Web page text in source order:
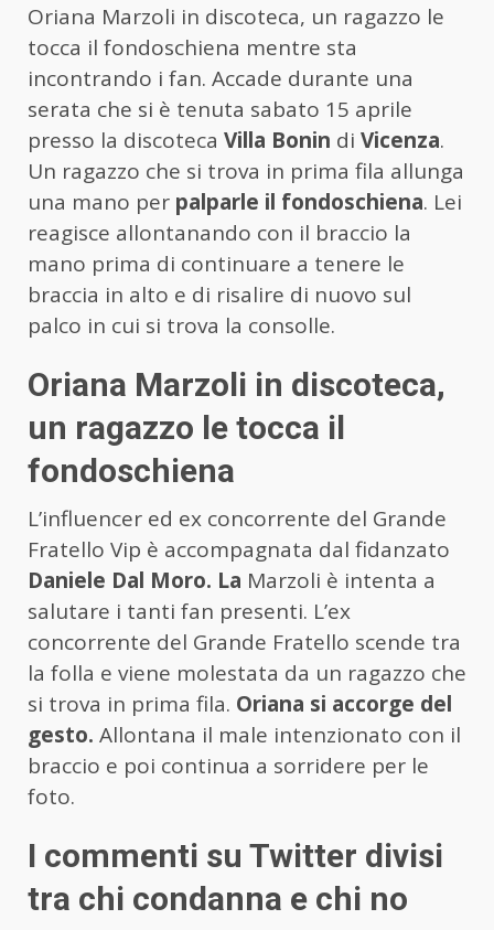
Oriana Marzoli in discoteca, un ragazzo le
tocca il fondoschiena mentre sta
incontrando i fan. Accade durante una
serata che si è tenuta sabato 15 aprile
presso la discoteca Villa Bonin di Vicenza.
Un ragazzo che si trova in prima fila allunga
una mano per palparle il fondoschiena. Lei
reagisce allontanando con il braccio la
mano prima di continuare a tenere le
braccia in alto e di risalire di nuovo sul
palco in cui si trova la consolle.
Oriana Marzoli in discoteca,
un ragazzo le tocca il
fondoschiena
L’influencer ed ex concorrente del Grande
Fratello Vip è accompagnata dal fidanzato
Daniele Dal Moro. La Marzoli è intenta a
salutare i tanti fan presenti. L’ex
concorrente del Grande Fratello scende tra
la folla e viene molestata da un ragazzo che
si trova in prima fila. Oriana si accorge del
gesto. Allontana il male intenzionato con il
braccio e poi continua a sorridere per le
foto.
I commenti su Twitter divisi
tra chi condanna e chi no